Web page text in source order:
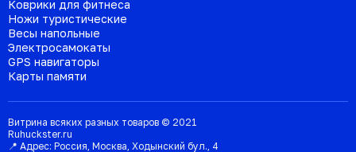
Коврики для фитнеса
Ножи туристические
Весы напольные
Электросамокаты
GPS навигаторы
Карты памяти
Витрина всяких разных товаров © 2021
Ruhuckster.ru
📍 Адрес: Россия, Москва, Ходынский бул., 4